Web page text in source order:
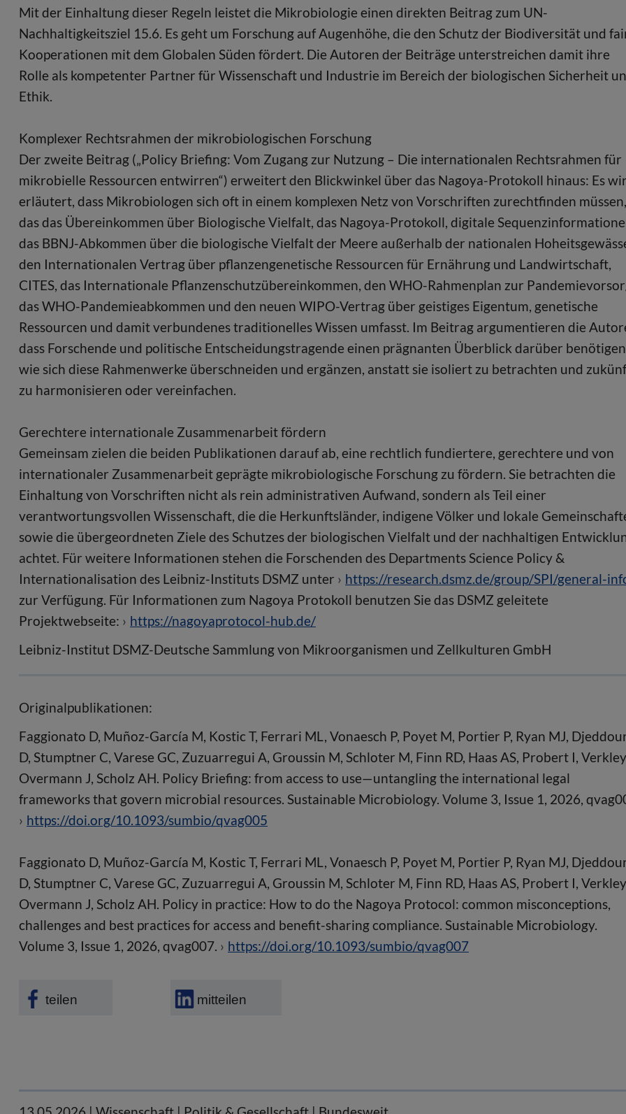
Mit der Einhaltung dieser Regeln leistet die Mikrobiologie einen direkten Beitrag zum UN-
Nachhaltigkeitsziel 15.6. Es geht um Forschung auf Augenhöhe, die den Schutz der Biodiversität und
Kooperationen mit dem Globalen Süden fördert. Die Autoren der Beiträge unterstreichen damit ihre
Rolle als kompetenter Partner für Wissenschaft und Industrie im Bereich der biologischen Sicherheit
Ethik.
Komplexer Rechtsrahmen der mikrobiologischen Forschung
Der zweite Beitrag („Policy Briefing: Vom Zugang zur Nutzung – Die internationalen Rechtsrahmen für
mikrobielle Ressourcen entwirren“) erweitert den Blickwinkel über das Nagoya-Protokoll hinaus: Es
erläutert, dass Mikrobiologen sich oft in einem komplexen Netz von Vorschriften zurechtfinden müssen,
das das Übereinkommen über Biologische Vielfalt, das Nagoya-Protokoll, digitale
das BBNJ-Abkommen über die biologische Vielfalt der Meere außerhalb der nationalen
den Internationalen Vertrag über pflanzengenetische Ressourcen für Ernährung und Landwirtschaft,
CITES, das Internationale Pflanzenschutzübereinkommen, den WHO-Rahmenplan zur
das WHO-Pandemieabkommen und den neuen WIPO-Vertrag über geistiges Eigentum, genetische
Ressourcen und damit verbundenes traditionelles Wissen umfasst. Im Beitrag argumentieren die
dass Forschende und politische Entscheidungstragende einen prägnanten Überblick darüber
wie sich diese Rahmenwerke überschneiden und ergänzen, anstatt sie isoliert zu betrachten und
zu harmonisieren oder vereinfachen.
Gerechtere internationale Zusammenarbeit fördern
Gemeinsam zielen die beiden Publikationen darauf ab, eine rechtlich fundiertere, gerechtere und von
internationaler Zusammenarbeit geprägte mikrobiologische Forschung zu fördern. Sie betrachten die
Einhaltung von Vorschriften nicht als rein administrativen Aufwand, sondern als Teil einer
verantwortungsvollen Wissenschaft, die die Herkunftsländer, indigene Völker und lokale
sowie die übergeordneten Ziele des Schutzes der biologischen Vielfalt und der nachhaltigen
achtet. Für weitere Informationen stehen die Forschenden des Departments Science Policy &
Internationalisation des Leibniz-Instituts DSMZ unter
https://research.dsmz.de/group/SPI/general-
zur Verfügung. Für Informationen zum Nagoya Protokoll benutzen Sie das DSMZ geleitete
Projektwebseite:
https://nagoyaprotocol-hub.de/
Leibniz-Institut DSMZ-Deutsche Sammlung von Mikroorganismen und Zellkulturen GmbH
Originalpublikationen:
Faggionato D, Muñoz-García M, Kostic T, Ferrari ML, Vonaesch P, Poyet M, Portier P, Ryan MJ,
D, Stumptner C, Varese GC, Zuzuarregui A, Groussin M, Schloter M, Finn RD, Haas AS, Probert I, Verkley
Overmann J, Scholz AH. Policy Briefing: from access to use—untangling the international legal
frameworks that govern microbial resources. Sustainable Microbiology. Volume 3, Issue 1, 2026,
https://doi.org/10.1093/sumbio/qvag005
Faggionato D, Muñoz-García M, Kostic T, Ferrari ML, Vonaesch P, Poyet M, Portier P, Ryan MJ,
D, Stumptner C, Varese GC, Zuzuarregui A, Groussin M, Schloter M, Finn RD, Haas AS, Probert I, Verkley
Overmann J, Scholz AH. Policy in practice: How to do the Nagoya Protocol: common misconceptions,
challenges and best practices for access and benefit-sharing compliance. Sustainable Microbiology.
Volume 3, Issue 1, 2026, qvag007.
https://doi.org/10.1093/sumbio/qvag007
teilen mitteilen